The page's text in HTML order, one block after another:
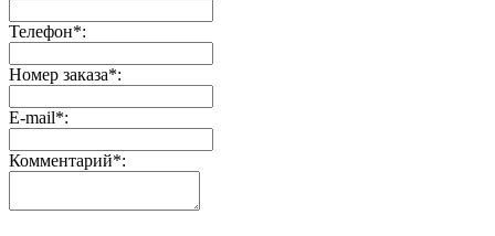
Телефон*:
Номер заказа*:
E-mail*:
Комментарий*: